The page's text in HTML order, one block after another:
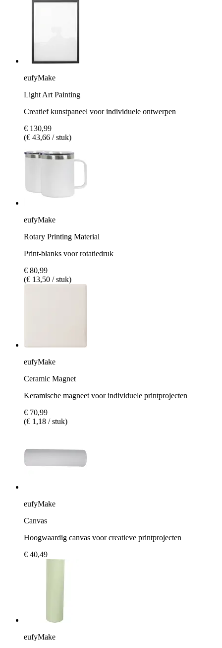
eufyMake
Light Art Painting
Creatief kunstpaneel voor individuele ontwerpen
€ 130,99
(€ 43,66 / stuk)
eufyMake
Rotary Printing Material
Print-blanks voor rotatiedruk
€ 80,99
(€ 13,50 / stuk)
eufyMake
Ceramic Magnet
Keramische magneet voor individuele printprojecten
€ 70,99
(€ 1,18 / stuk)
eufyMake
Canvas
Hoogwaardig canvas voor creatieve printprojecten
€ 40,49
eufyMake